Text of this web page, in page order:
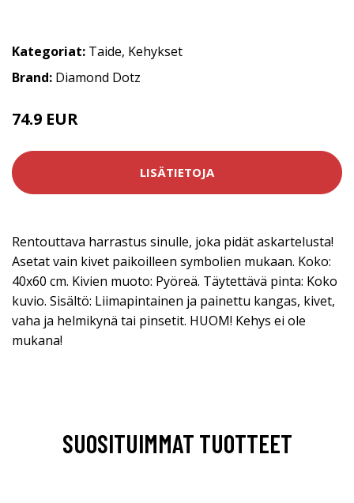
Kategoriat: Taide, Kehykset
Brand: Diamond Dotz
74.9 EUR
LISÄTIETOJA
Rentouttava harrastus sinulle, joka pidät askartelusta!
Asetat vain kivet paikoilleen symbolien mukaan. Koko:
40x60 cm. Kivien muoto: Pyöreä. Täytettävä pinta: Koko
kuvio. Sisältö: Liimapintainen ja painettu kangas, kivet,
vaha ja helmikynä tai pinsetit. HUOM! Kehys ei ole
mukana!
SUOSITUIMMAT TUOTTEET